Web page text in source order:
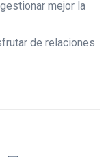
mejor la
de relaciones